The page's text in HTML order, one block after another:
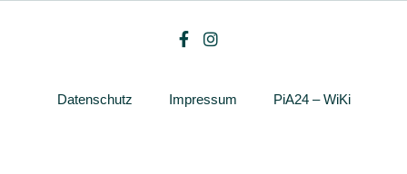
Datenschutz Impressum PiA24 – WiKi